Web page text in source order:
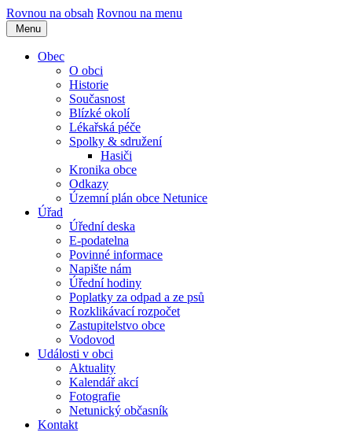
Rovnou na obsah Rovnou na menu
Menu
Obec
O obci
Historie
Současnost
Blízké okolí
Lékařská péče
Spolky & sdružení
Hasiči
Kronika obce
Odkazy
Územní plán obce Netunice
Úřad
Úřední deska
E-podatelna
Povinné informace
Napište nám
Úřední hodiny
Poplatky za odpad a ze psů
Rozklikávací rozpočet
Zastupitelstvo obce
Vodovod
Události v obci
Aktuality
Kalendář akcí
Fotografie
Netunický občasník
Kontakt